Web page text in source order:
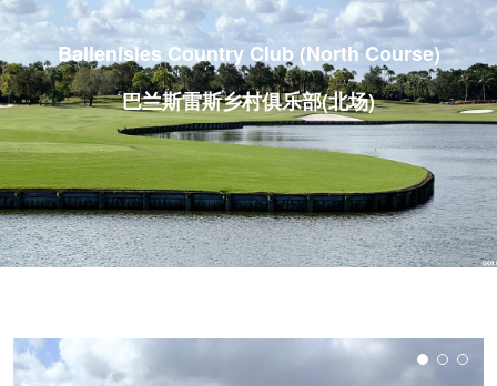
避暑北海道：原始森林中挥杆，美食与清
风作伴
Ballenisles Country Club (North Course)
巴兰斯雷斯乡村俱乐部(北场)